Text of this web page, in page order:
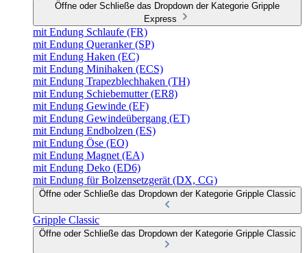
Öffne oder Schließe das Dropdown der Kategorie Gripple
Express
mit Endung Schlaufe (FR)
mit Endung Queranker (SP)
mit Endung Haken (EC)
mit Endung Minihaken (ECS)
mit Endung Trapezblechhaken (TH)
mit Endung Schiebemutter (ER8)
mit Endung Gewinde (EF)
mit Endung Gewindeübergang (ET)
mit Endung Endbolzen (ES)
mit Endung Öse (EO)
mit Endung Magnet (EA)
mit Endung Deko (ED6)
mit Endung für Bolzensetzgerät (DX, CG)
Öffne oder Schließe das Dropdown der Kategorie Gripple Classic
Gripple Classic
Öffne oder Schließe das Dropdown der Kategorie Gripple Classic